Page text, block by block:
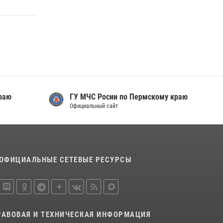
ГУ МЧС Росии по Пермскому краю
Официальный сайт
СЕТЕВЫЕ РЕСУРСЫ
И ТЕХНИЧЕСКАЯ ИНФОРМАЦИЯ